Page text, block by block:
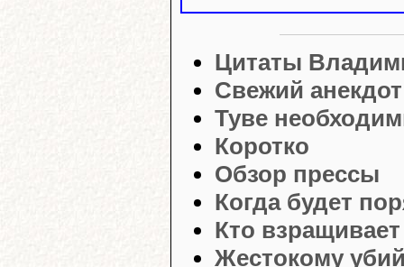
Цитаты
Свежий анекдот
Туве
Коротко
Обзор прессы
Когда будет
Кто
Жестокому